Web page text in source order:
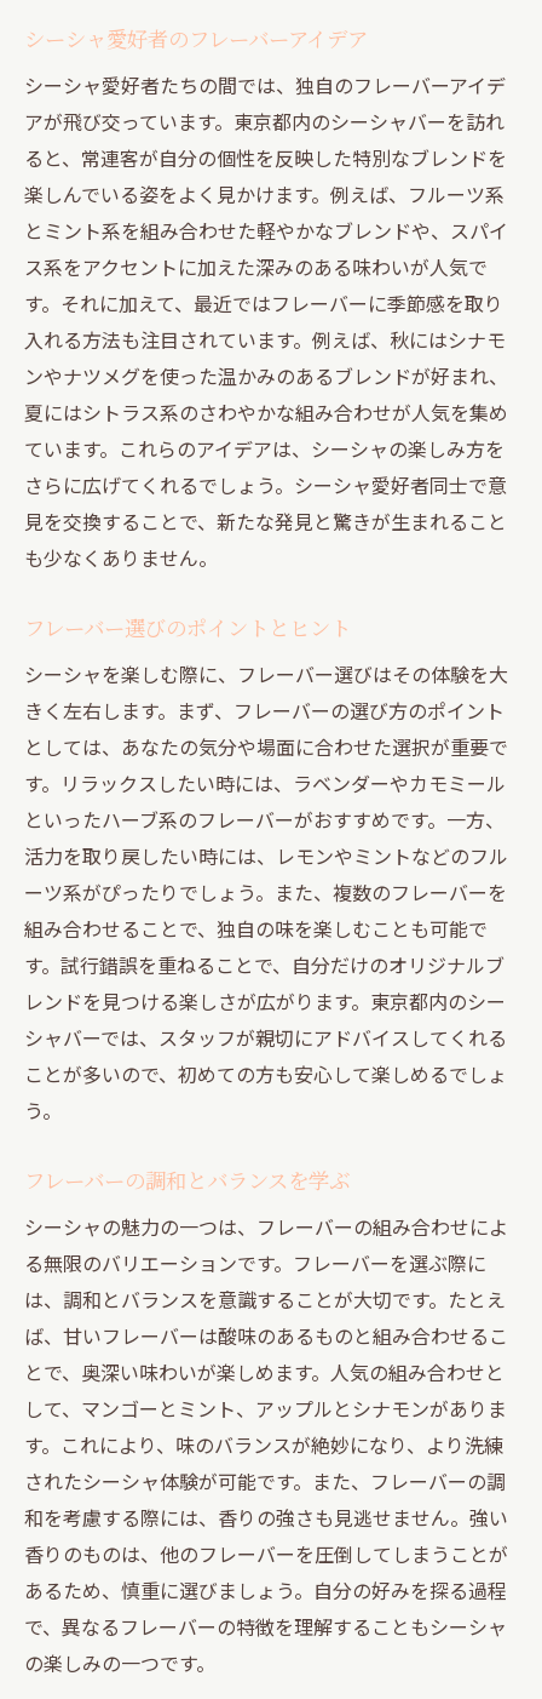
シーシャ愛好者のフレーバーアイデア
シーシャ愛好者たちの間では、独自のフレーバーアイデ
アが飛び交っています。東京都内のシーシャバーを訪れ
ると、常連客が自分の個性を反映した特別なブレンドを
楽しんでいる姿をよく見かけます。例えば、フルーツ系
とミント系を組み合わせた軽やかなブレンドや、スパイ
ス系をアクセントに加えた深みのある味わいが人気で
す。それに加えて、最近ではフレーバーに季節感を取り
入れる方法も注目されています。例えば、秋にはシナモ
ンやナツメグを使った温かみのあるブレンドが好まれ、
夏にはシトラス系のさわやかな組み合わせが人気を集め
ています。これらのアイデアは、シーシャの楽しみ方を
さらに広げてくれるでしょう。シーシャ愛好者同士で意
見を交換することで、新たな発見と驚きが生まれること
も少なくありません。
フレーバー選びのポイントとヒント
シーシャを楽しむ際に、フレーバー選びはその体験を大
きく左右します。まず、フレーバーの選び方のポイント
としては、あなたの気分や場面に合わせた選択が重要で
す。リラックスしたい時には、ラベンダーやカモミール
といったハーブ系のフレーバーがおすすめです。一方、
活力を取り戻したい時には、レモンやミントなどのフル
ーツ系がぴったりでしょう。また、複数のフレーバーを
組み合わせることで、独自の味を楽しむことも可能で
す。試行錯誤を重ねることで、自分だけのオリジナルブ
レンドを見つける楽しさが広がります。東京都内のシー
シャバーでは、スタッフが親切にアドバイスしてくれる
ことが多いので、初めての方も安心して楽しめるでしょ
う。
フレーバーの調和とバランスを学ぶ
シーシャの魅力の一つは、フレーバーの組み合わせによ
る無限のバリエーションです。フレーバーを選ぶ際に
は、調和とバランスを意識することが大切です。たとえ
ば、甘いフレーバーは酸味のあるものと組み合わせるこ
とで、奥深い味わいが楽しめます。人気の組み合わせと
して、マンゴーとミント、アップルとシナモンがありま
す。これにより、味のバランスが絶妙になり、より洗練
されたシーシャ体験が可能です。また、フレーバーの調
和を考慮する際には、香りの強さも見逃せません。強い
香りのものは、他のフレーバーを圧倒してしまうことが
あるため、慎重に選びましょう。自分の好みを探る過程
で、異なるフレーバーの特徴を理解することもシーシャ
の楽しみの一つです。